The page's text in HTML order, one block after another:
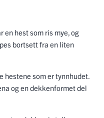
en hest som ris mye, og
bortsett fra en liten
hestene som er tynnhudet.
og en dekkenformet del